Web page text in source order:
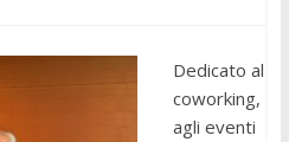
Dedicato al
coworking,
agli eventi